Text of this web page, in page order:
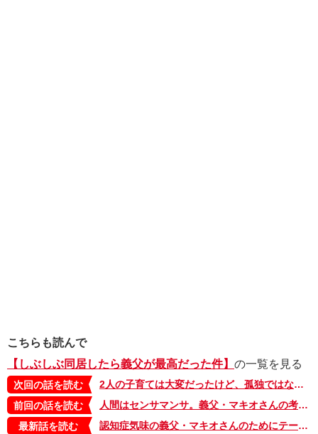
こちらも読んで
【しぶしぶ同居したら義父が最高だった件】 の一覧を見る
次回の話を読む
2人の子育ては大変だったけど、孤独ではなかった…!? 昔の写真を見て気が付いたこと【しぶしぶ同居したら義父が最高だった件・101】
前回の話を読む
人間はセンサマンサ。義父・マキオさんの考え方の基本になるもの【しぶしぶ同居したら義父が最高だった件・99】
最新話を読む
認知症気味の義父・マキオさんのためにテーブルに置いた味噌汁がいつの間にか…【しぶしぶ同居したら義父が最高だった件・103】